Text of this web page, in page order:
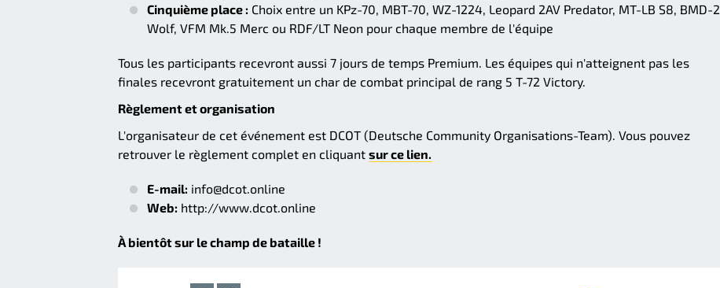
Cinquième place : Choix entre un KPz-70, MBT-70, WZ-1224, Leopard 2AV Predator, MT-LB S8, BMD-2
Wolf, VFM Mk.5 Merc ou RDF/LT Neon pour chaque membre de l'équipe
Tous les participants recevront aussi 7 jours de temps Premium. Les équipes qui n'atteignent pas les
finales recevront gratuitement un char de combat principal de rang 5 T-72 Victory.
Règlement et organisation
L'organisateur de cet événement est DCOT (Deutsche Community Organisations-Team). Vous pouvez
retrouver le règlement complet en cliquant sur ce lien.
E-mail: info@dcot.online
Web: http://www.dcot.online
À bientôt sur le champ de bataille !